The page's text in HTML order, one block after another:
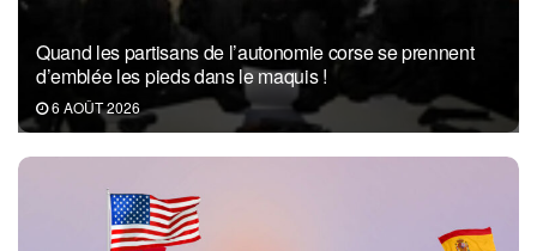
Quand les partisans de l’autonomie corse se prennent
d’emblée les pieds dans le maquis !
6 AOÛT 2026